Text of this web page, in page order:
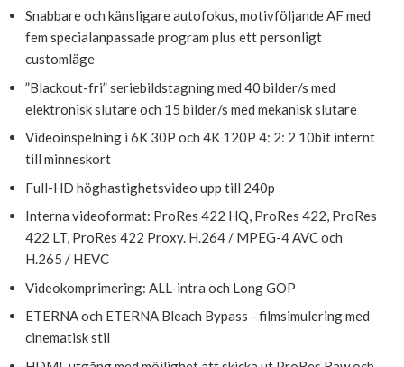
Snabbare och känsligare autofokus, motivföljande AF med
fem specialanpassade program plus ett personligt
customläge
”Blackout-fri” seriebildstagning med 40 bilder/s med
elektronisk slutare och 15 bilder/s med mekanisk slutare
Videoinspelning i 6K 30P och 4K 120P 4: 2: 2 10bit internt
till minneskort
Full-HD höghastighetsvideo upp till 240p
Interna videoformat: ProRes 422 HQ, ProRes 422, ProRes
422 LT, ProRes 422 Proxy. H.264 / MPEG-4 AVC och
H.265 / HEVC
Videokomprimering: ALL-intra och Long GOP
ETERNA och ETERNA Bleach Bypass - filmsimulering med
cinematisk stil